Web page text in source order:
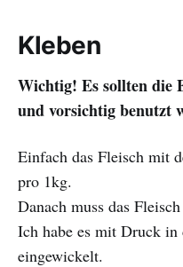
Kleben
Wichtig! Es sollten die
und vorsichtig benutzt
Einfach das Fleisch mit
pro 1kg.
Danach muss das
Ich habe es mit Druck
eingewickelt.